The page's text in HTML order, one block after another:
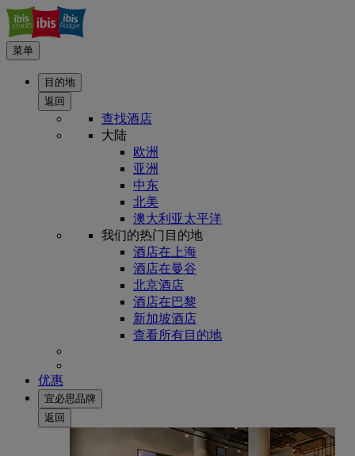
菜单
目的地
返回
查找酒店
大陆
欧洲
亚洲
中东
北美
澳大利亚太平洋
我们的热门目的地
酒店在上海
酒店在曼谷
北京酒店
酒店在巴黎
新加坡酒店
查看所有目的地
优惠
宜必思品牌
返回